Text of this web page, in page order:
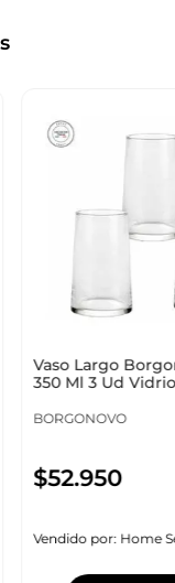
Vaso Largo
350 Ml 3 Ud Vidrio
BORGONOVO
$52.950
Vendido por: Home